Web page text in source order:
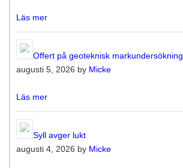
Läs mer
Offert på geoteknisk markundersökning
augusti 5, 2026 by Micke
Läs mer
Syll avger lukt
augusti 4, 2026 by Micke